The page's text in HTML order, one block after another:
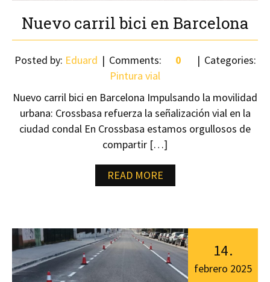
Nuevo carril bici en Barcelona
Posted by: Eduard Comments: 0
Categories:
Pintura vial
Nuevo carril bici en Barcelona Impulsando la movilidad
urbana: Crossbasa refuerza la señalización vial en la
ciudad condal En Crossbasa estamos orgullosos de
compartir […]
READ MORE
14.
febrero 2025